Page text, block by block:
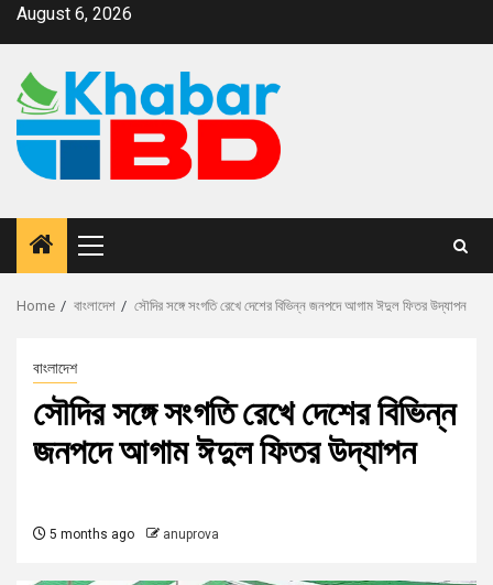
August 6, 2026
Home বাংলাদেশ সৌদির সঙ্গে সংগতি রেখে দেশের বিভিন্ন জনপদে আগাম ঈদুল ফিতর উদ্‌যাপন
বাংলাদেশ
সৌদির সঙ্গে সংগতি রেখে দেশের বিভিন্ন
জনপদে আগাম ঈদুল ফিতর উদ্‌যাপন
5 months ago anuprova